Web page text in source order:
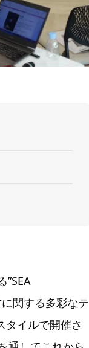
”SEA
関する多彩なテ
タイルで開催さ